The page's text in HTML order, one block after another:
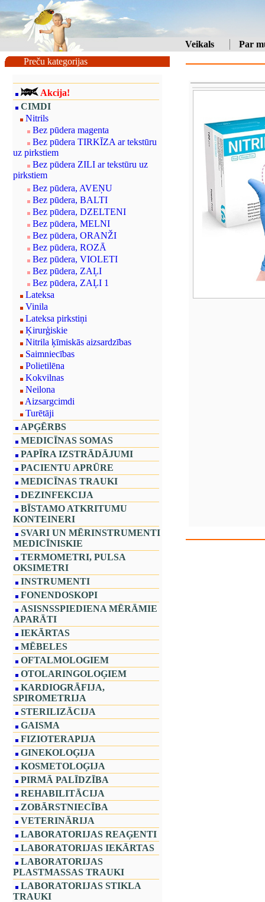
Veikals
Par
Preču kategorijas
Akcija!
CIMDI
Nitrils
Bez pūdera magenta
Bez pūdera TIRKĪZA ar tekstūru
uz pirkstiem
Bez pūdera ZILI ar tekstūru uz
pirkstiem
Bez pūdera, AVEŅU
Bez pūdera, BALTI
Bez pūdera, DZELTENI
Bez pūdera, MELNI
Bez pūdera, ORANŽI
Bez pūdera, ROZĀ
Bez pūdera, VIOLETI
Bez pūdera, ZAĻI
Bez pūdera, ZAĻI 1
Lateksa
Vinila
Lateksa pirkstiņi
Ķirurģiskie
Nitrila ķīmiskās aizsardzības
Saimniecības
Polietilēna
Kokvilnas
Neilona
Aizsargcimdi
Turētāji
APĢĒRBS
MEDICĪNAS SOMAS
PAPĪRA IZSTRĀDĀJUMI
PACIENTU APRŪRE
MEDICĪNAS TRAUKI
DEZINFEKCIJA
BĪSTAMO ATKRITUMU
KONTEINERI
SVARI UN MĒRINSTRUMENTI
MEDICĪNISKIE
TERMOMETRI, PULSA
OKSIMETRI
INSTRUMENTI
FONENDOSKOPI
ASISNSSPIEDIENA MĒRĀMIE
APARĀTI
IEKĀRTAS
MĒBELES
OFTALMOLOGIEM
OTOLARINGOLOĢIEM
KARDIOGRĀFIJA,
SPIROMETRIJA
STERILIZĀCIJA
GAISMA
FIZIOTERAPIJA
GINEKOLOĢIJA
KOSMETOLOĢIJA
PIRMĀ PALĪDZĪBA
REHABILITĀCIJA
ZOBĀRSTNIECĪBA
VETERINĀRIJA
LABORATORIJAS REAĢENTI
LABORATORIJAS IEKĀRTAS
LABORATORIJAS
PLASTMASSAS TRAUKI
LABORATORIJAS STIKLA
TRAUKI